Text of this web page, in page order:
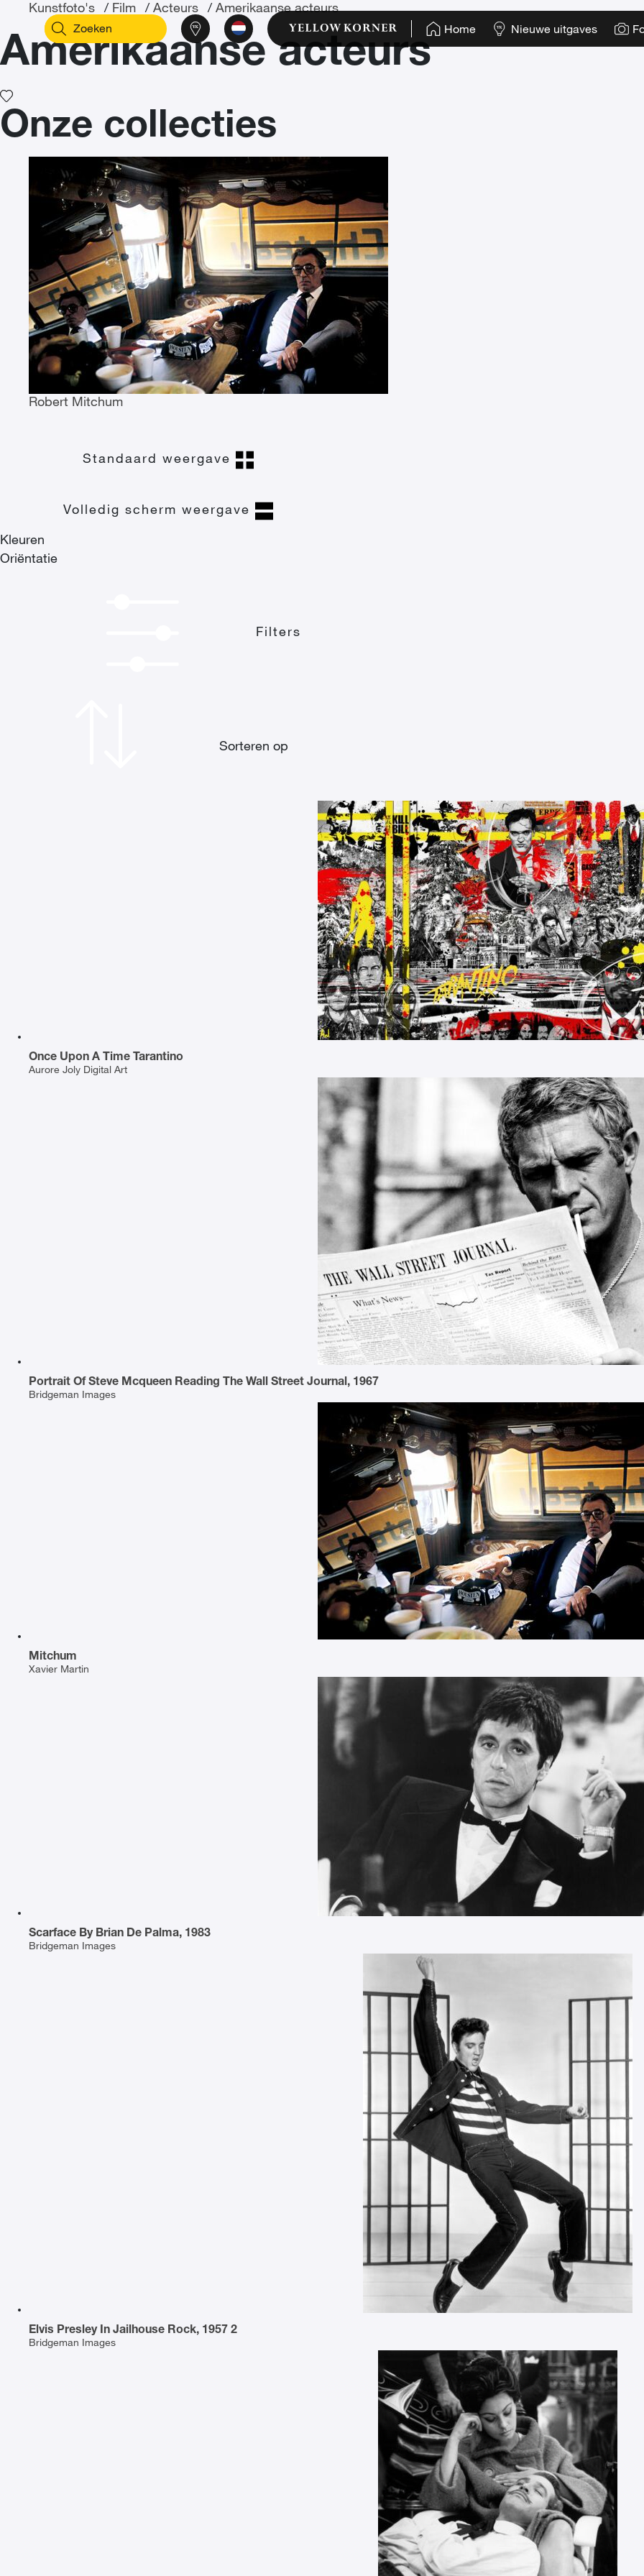
Home Nieuwe uitgaves
Kunstfoto's / Film / Acteurs / Amerikaanse acteurs
Amerikaanse acteurs
Onze collecties
Robert Mitchum
Standaard weergave
Volledig scherm weergave
Kleuren
Oriëntatie
Filters
Sorteren op
Once Upon A Time Tarantino
Aurore Joly Digital Art
Portrait Of Steve Mcqueen Reading The Wall Street Journal, 1967
Bridgeman Images
Mitchum
Xavier Martin
Scarface By Brian De Palma, 1983
Bridgeman Images
Elvis Presley In Jailhouse Rock, 1957 2
Bridgeman Images